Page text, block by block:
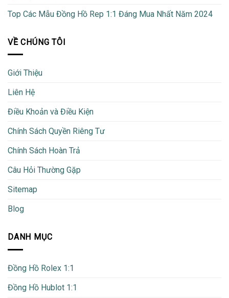
Top Các Mẫu Đồng Hồ Rep 1:1 Đáng Mua Nhất Năm 2024
VỀ CHÚNG TÔI
Giới Thiệu
Liên Hệ
Điều Khoản và Điều Kiện
Chính Sách Quyền Riêng Tư
Chính Sách Hoàn Trả
Câu Hỏi Thường Gặp
Sitemap
Blog
DANH MỤC
Đồng Hồ Rolex 1:1
Đồng Hồ Hublot 1:1